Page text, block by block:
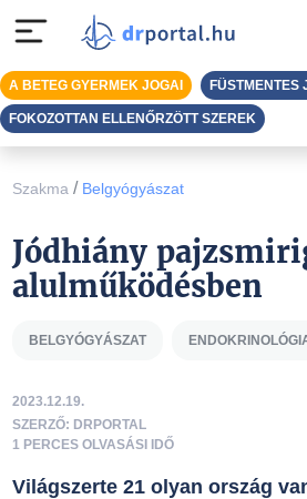
Szakma / Belgyógyászat
Jódhiány
alulműködésben
BELGYÓGYÁSZAT
2023.12.19.
SZERZŐ: DRPORTAL
1 PERCES OLVASÁSI IDŐ
Világszerte 21 olyan ország
A BETEG GYERMEK JOGAI FÜSTMENTES
FOKOZOTTAN ELLENŐRZÖTT SZEREK